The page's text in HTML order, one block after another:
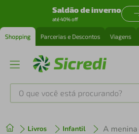
Saldão de inverno
até 40% off
Shopping Parcerias e Descontos Viagens
O que você está procurando?
Livros Infantil